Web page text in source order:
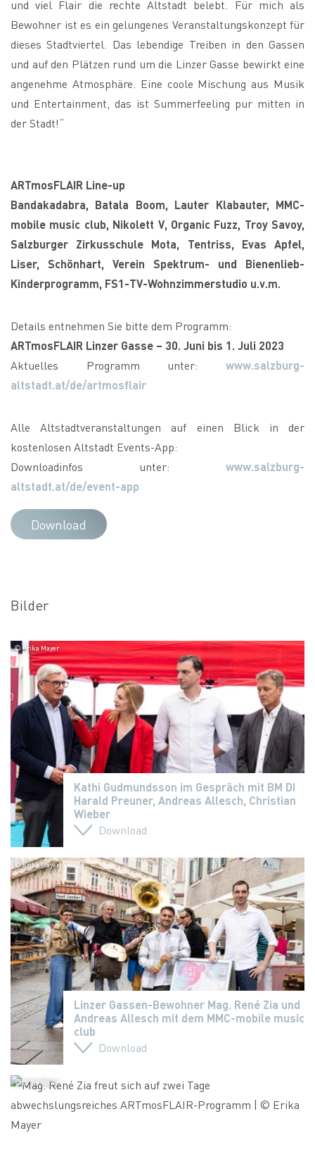
und viel Flair die rechte Altstadt belebt. Für mich als
Bewohner ist es ein gelungenes Veranstaltungskonzept für
dieses Stadtviertel. Das lebendige Treiben in den Gassen
und auf den Plätzen rund um die Linzer Gasse bewirkt eine
angenehme Atmosphäre. Eine coole Mischung aus Musik
und Entertainment, das ist Summerfeeling pur mitten in
der Stadt!“
ARTmosFLAIR Line-up
Bandakadabra, Batala Boom, Lauter Klabauter, MMC-
mobile music club, Nikolett V, Organic Fuzz, Troy Savoy,
Salzburger Zirkusschule Mota, Tentriss, Evas Apfel,
Liser, Schönhart, Verein Spektrum- und Bienenlieb-
Kinderprogramm, FS1-TV-Wohnzimmerstudio u.v.m.
Details entnehmen Sie bitte dem Programm:
ARTmosFLAIR Linzer Gasse – 30. Juni bis 1. Juli 2023
Aktuelles Programm unter: www.salzburg-
altstadt.at/de/artmosflair
Alle Altstadtveranstaltungen auf einen Blick in der
kostenlosen Altstadt Events-App:
Downloadinfos unter: www.salzburg-
altstadt.at/de/event-app
Download
Bilder
© Erika Mayer
Kathi Gudmundsson im Gespräch mit BM DI
Harald Preuner, Andreas Allesch, Christian
Wieber
Download
© Erika Mayer
Linzer Gassen-Bewohner Mag. René Zia und
Andreas Allesch mit dem MMC-mobile music
club
Download
© Erika Mayer